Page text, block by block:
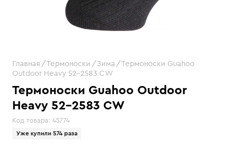
Термоноски Guahoo Outdoor
Heavy 52-2583 CW
Код товара: 45774
Уже купили 574 раза
Главная Термоноски Зима
Термоноски Guahoo
Outdoor Heavy 52-2583 CW